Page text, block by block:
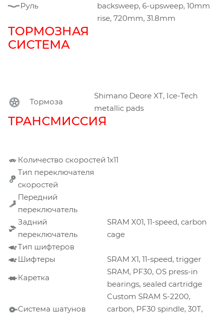
Руль
backsweep, 6-upsweep, 10mm
rise, 720mm, 31.8mm
ТОРМОЗНАЯ
СИСТЕМА
Тормоза
Shimano Deore XT, Ice-Tech
metallic pads
ТРАНСМИССИЯ
Количество скоростей 1х11
Тип переключателя
скоростей
Передний
переключатель
Задний
переключатель
SRAM X01, 11-speed, carbon
cage
Тип шифтеров
Шифтеры
SRAM X1, 11-speed, trigger
Каретка
SRAM, PF30, OS press-in
bearings, sealed cartridge
Система шатунов
Custom SRAM S-2200,
carbon, PF30 spindle, 30T,